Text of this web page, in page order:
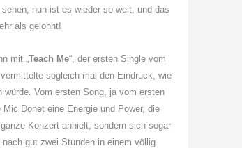
nun ist es wieder so weit, und das
als gelohnt!
mit „ Teach Me“, der ersten Single vom
sogleich mal den Eindruck, wie
würde. Vom ersten Song, ja vom ersten
Mic Donet eine Energie und Power, die
Konzert anhielt, sondern sich sogar
nach gut zwei Stunden in einem völlig